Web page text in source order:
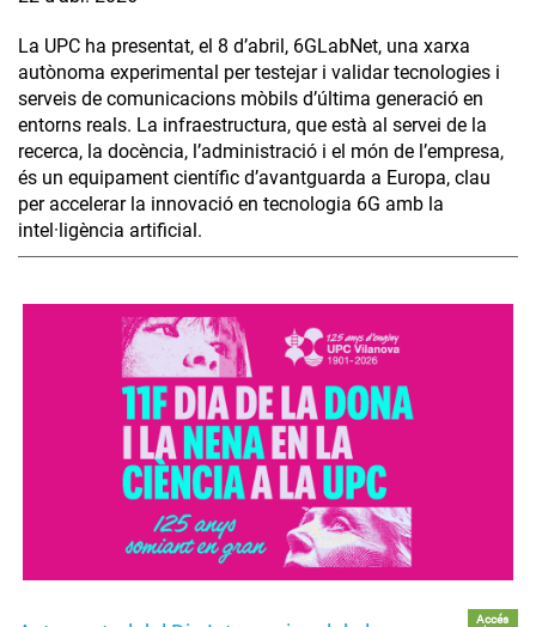
La UPC ha presentat, el 8 d’abril, 6GLabNet, una xarxa
autònoma experimental per testejar i validar tecnologies i
serveis de comunicacions mòbils d’última generació en
entorns reals. La infraestructura, que està al servei de la
recerca, la docència, l’administració i el món de l’empresa,
és un equipament científic d’avantguarda a Europa, clau
per accelerar la innovació en tecnologia 6G amb la
intel·ligència artificial.
Accés